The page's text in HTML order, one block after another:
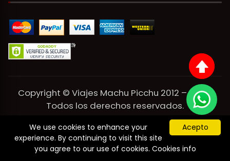
Copyright © Viajes Machu Picchu 2012 – 2026.
Todos los derechos reservados.
Powered by Viajes Machu Picchu.Acepto
We use cookies to enhance your
experience. By continuing to visit this site
you agree to our use of cookies. Cookies info